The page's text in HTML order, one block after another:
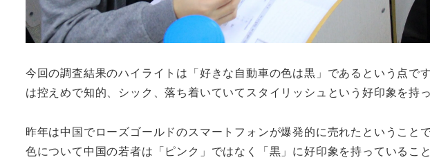
今回の調査結果のハイライトは「好きな自動車の色は黒」であるという点で
は控えめで知的、シック、落ち着いていてスタイリッシュという好印象を持っ
昨年は中国でローズゴールドのスマートフォンが爆発的に売れたということ
色について中国の若者は「ピンク」ではなく「黒」に好印象を持っているこ